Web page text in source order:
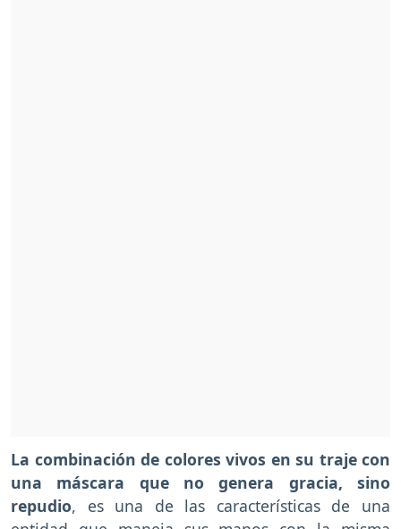
La combinación de colores vivos en su traje con
una máscara que no genera gracia, sino
repudio, es una de las características de una